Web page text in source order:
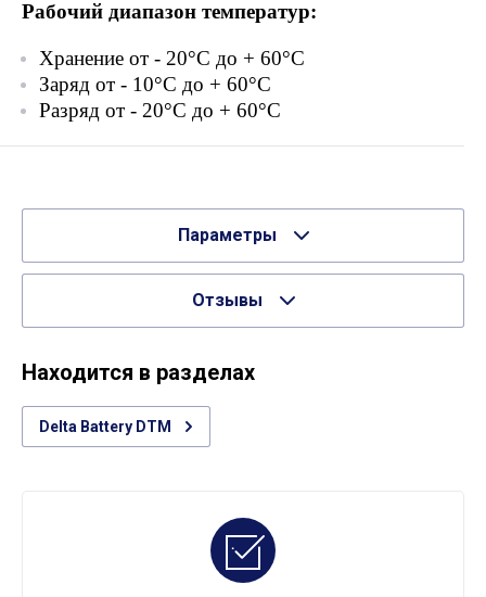
Рабочий диапазон температур:
Хранение от - 20°С до + 60°С
Заряд от - 10°С до + 60°С
Разряд от - 20°С до + 60°С
Параметры
Отзывы
Находится в разделах
Delta Battery DTM